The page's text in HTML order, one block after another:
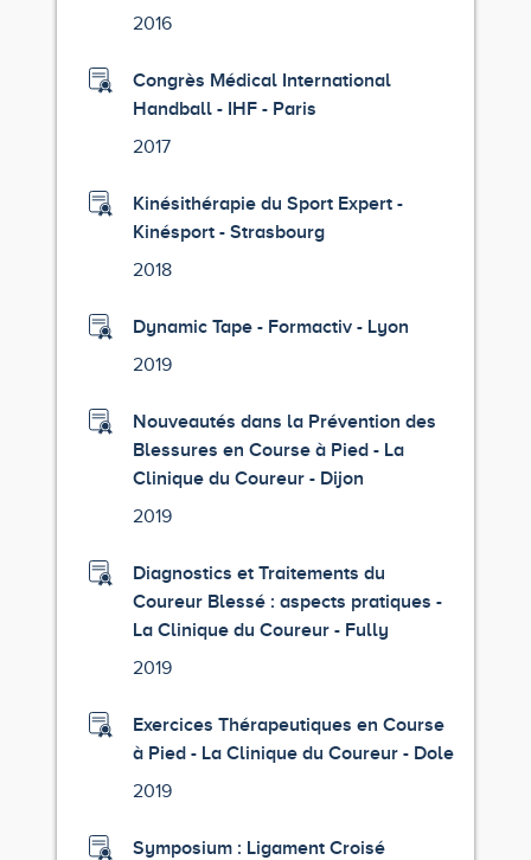
2016
Congrès Médical International
Handball - IHF - Paris
2017
Kinésithérapie du Sport Expert -
Kinésport - Strasbourg
2018
Dynamic Tape - Formactiv - Lyon
2019
Nouveautés dans la Prévention des
Blessures en Course à Pied - La
Clinique du Coureur - Dijon
2019
Diagnostics et Traitements du
Coureur Blessé : aspects pratiques -
La Clinique du Coureur - Fully
2019
Exercices Thérapeutiques en Course
à Pied - La Clinique du Coureur - Dole
2019
Symposium : Ligament Croisé